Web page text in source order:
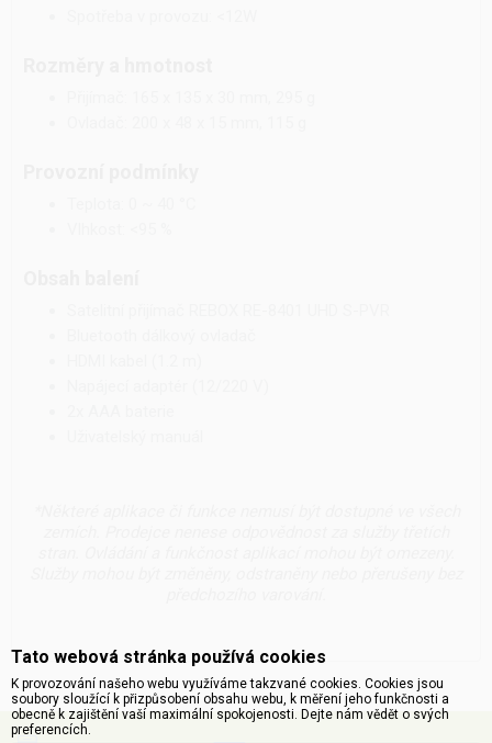
Tato webová stránka používá cookies
K provozování našeho webu využíváme takzvané cookies. Cookies jsou
soubory sloužící k přizpůsobení obsahu webu, k měření jeho funkčnosti a
obecně k zajištění vaší maximální spokojenosti. Dejte nám vědět o svých
preferencích.